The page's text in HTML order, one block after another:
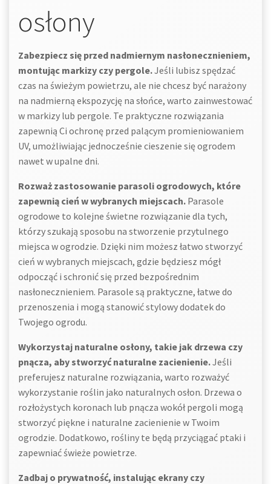
osłony
Zabezpiecz się przed nadmiernym nasłonecznieniem,
montując markizy czy pergole.Jeśli lubisz spędzać
czas na świeżym powietrzu, ale nie chcesz być narażony
na nadmierną ekspozycję na słońce, warto zainwestować
w markizy lub pergole. Te praktyczne rozwiązania
zapewnią Ci ochronę przed palącym promieniowaniem
UV, umożliwiając jednocześnie cieszenie się ogrodem
nawet w upalne dni.
Rozważ zastosowanie parasoli ogrodowych, które
zapewnią cień w wybranych miejscach. Parasole
ogrodowe to kolejne świetne rozwiązanie dla tych,
którzy szukają sposobu na stworzenie przytulnego
miejsca w ogrodzie. Dzięki nim możesz łatwo stworzyć
cień w wybranych miejscach, gdzie będziesz mógł
odpocząć i schronić się przed bezpośrednim
nasłonecznieniem. Parasole są praktyczne, łatwe do
przenoszenia i mogą stanowić stylowy dodatek do
Twojego ogrodu.
Wykorzystaj naturalne osłony, takie jak drzewa czy
pnącza, aby stworzyć naturalne zacienienie.Jeśli
preferujesz naturalne rozwiązania, warto rozważyć
wykorzystanie roślin jako naturalnych osłon. Drzewa o
rozłożystych koronach lub pnącza wokół pergoli mogą
stworzyć piękne i naturalne zacienienie w Twoim
ogrodzie. Dodatkowo, rośliny te będą przyciągać ptaki i
zapewniać świeże powietrze.
Zadbaj o prywatność, instalując ekrany czy